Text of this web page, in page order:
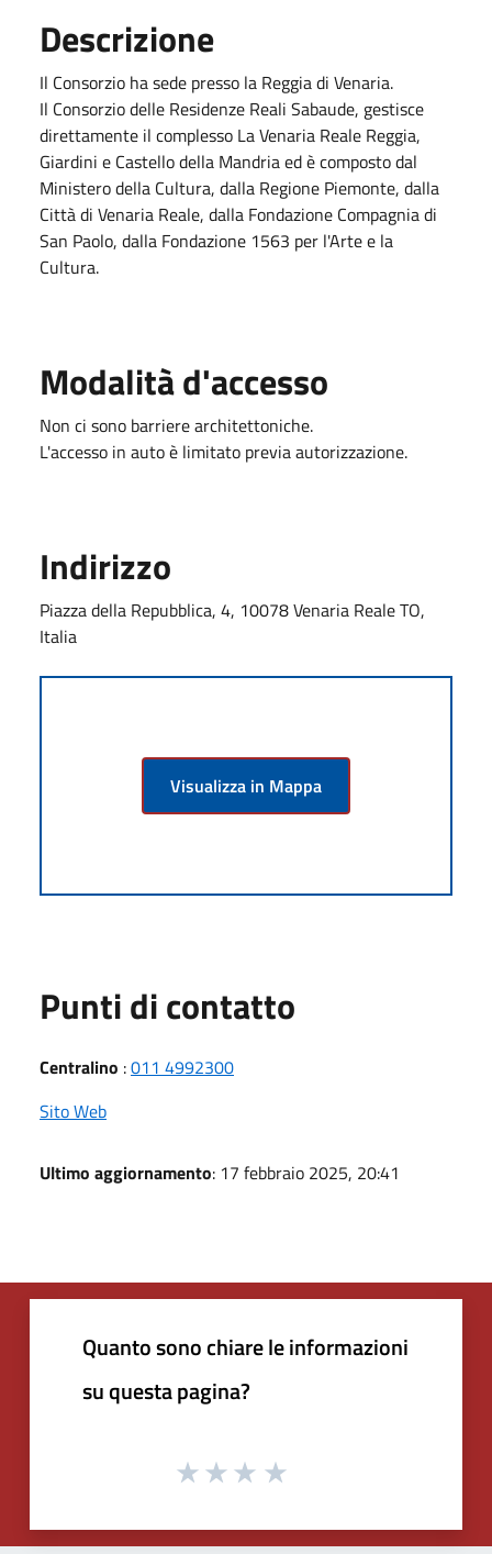
Descrizione
Il Consorzio ha sede presso la Reggia di Venaria.
Il Consorzio delle Residenze Reali Sabaude, gestisce
direttamente il complesso La Venaria Reale Reggia,
Giardini e Castello della Mandria ed è composto dal
Ministero della Cultura, dalla Regione Piemonte, dalla
Città di Venaria Reale, dalla Fondazione Compagnia di
San Paolo, dalla Fondazione 1563 per l'Arte e la
Cultura.
Modalità d'accesso
Non ci sono barriere architettoniche.
L'accesso in auto è limitato previa autorizzazione.
Indirizzo
Piazza della Repubblica, 4, 10078 Venaria Reale TO,
Italia
Visualizza in Mappa
Punti di contatto
Centralino :011 4992300
Sito Web
Ultimo aggiornamento: 17 febbraio 2025, 20:41
Quanto sono chiare le informazioni
su questa pagina?